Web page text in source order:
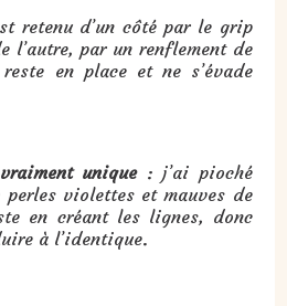
retenu d’un côté par le grip
l’autre, par un renflement de
en place et ne s’évade
unique: j’ai pioché
perles violettes et mauves de
en créant les lignes, donc
à l’identique.